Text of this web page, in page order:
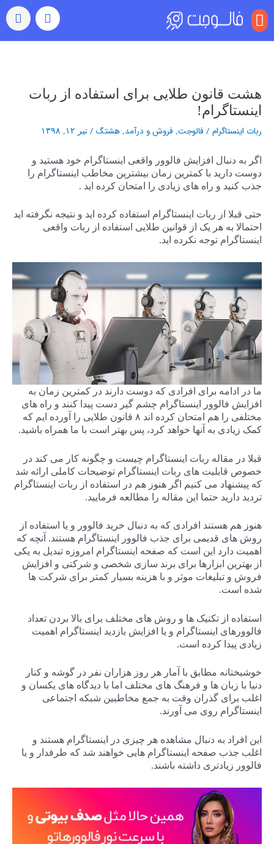
منو
هشت قانون طلایی برای استفاده از ربات
اینستاگرام!
ربات اینستاگرام /فالوجت فروش و درآمد هشتگ / تیر ۱۲, ۱۳۹۸
اگر به دنبال افزایش فالوور واقعی اینستاگرام خود هستید و
دوست دارید با کمترین زمان بیشترین مخاطب اینستاگرام را
جذب کنید و راه های زیادی را امتحان کرده اید .
حتی قبلا از ربات اینستاگرام استفاده کرده اید و نتیجه نگرفته اید
احتمالا به هر یک از قوانین طلایی استفاده از ربات واقعی
اینستاگرام توجه نکرده اید.
ما در ادامه برای افرادی که دوست دارند در کمترین زمان به
افزایش فالوور اینستاگرام چشم گیر دست پیدا کنند و راه های
مختلفی را هم امتحان کرده اند ۸ قانون طلایی را آورده ایم که
کمک زیادی به آنها خواهد کرد، پس بهتر است با ما همراه باشید.
قبلا در مقاله ربات اینستاگرام چیست و چگونه کار می کند در
خصوص قابلیت های ربات اینستاگرام توضیحات کاملی ارائه شد
که پیشنهاد می کنیم اگر هنوز هم در استفاده از ربات اینستاگرام
تردید دارید حتما این مقاله را مطالعه فرمایید.
هنوز هم هستند افرادی که به دنبال خرید فالوور و یا استفاده از
روش های قدیمی برای جذب فالوور اینستاگرام هستند. آنچه که
اهمیت دارد این است که صفحه اینستاگرام امروزه تبدیل به یکی
از بهترین ابزارها برای برند سازی شخصی و شرکتی و افزایش
فروش و تبلیغات موثر و با هزینه بسیار کمتر برای شرکت ها
شده است.
استفاده از تکنیک ها و روش های مختلف برای بالا بردن تعداد
فالوورهای اینستاگرام و یا افزایش بازدید اینستاگرام اهمیت
زیادی پیدا کرده است.
خوشبختانه مطابق با آمار هر روز هزاران نفر در گوشه و کنار
دنیا با زبان ها و فرهنگ های مختلف اما با دیدگاه های یکسان و
اغلب برای گذران وقت به جمع مخاطبین شبکه اجتماعی
اینستاگرام روی می آورند.
این افراد به دنبال مشاهده هر چیزی در اینستاگرام هستند و
اغلب جذب صفحه اینستاگرام هایی خواهند شد که طرفدار و یا
فالوور زیادتری داشته باشند.